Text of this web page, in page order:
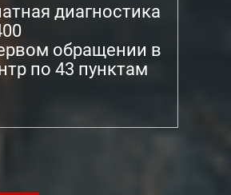
диагностика
обращении в
по 43 пунктам